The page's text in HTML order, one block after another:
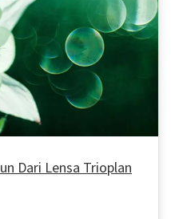
Dari Lensa Trioplan